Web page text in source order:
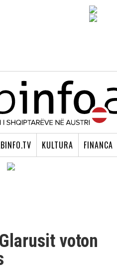
KULTURA FINANCA
voton